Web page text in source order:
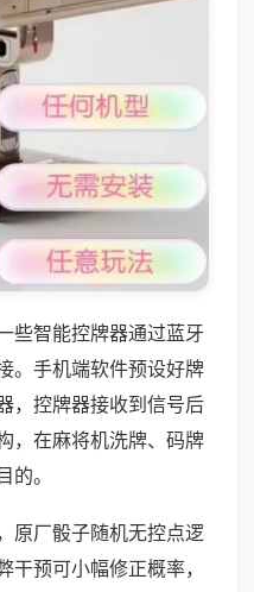
些智能控牌器通过蓝牙
。手机端软件预设好牌
，控牌器接收到信号后
，在麻将机洗牌、码牌
。
原厂骰子随机无控点逻
预可小幅修正概率，